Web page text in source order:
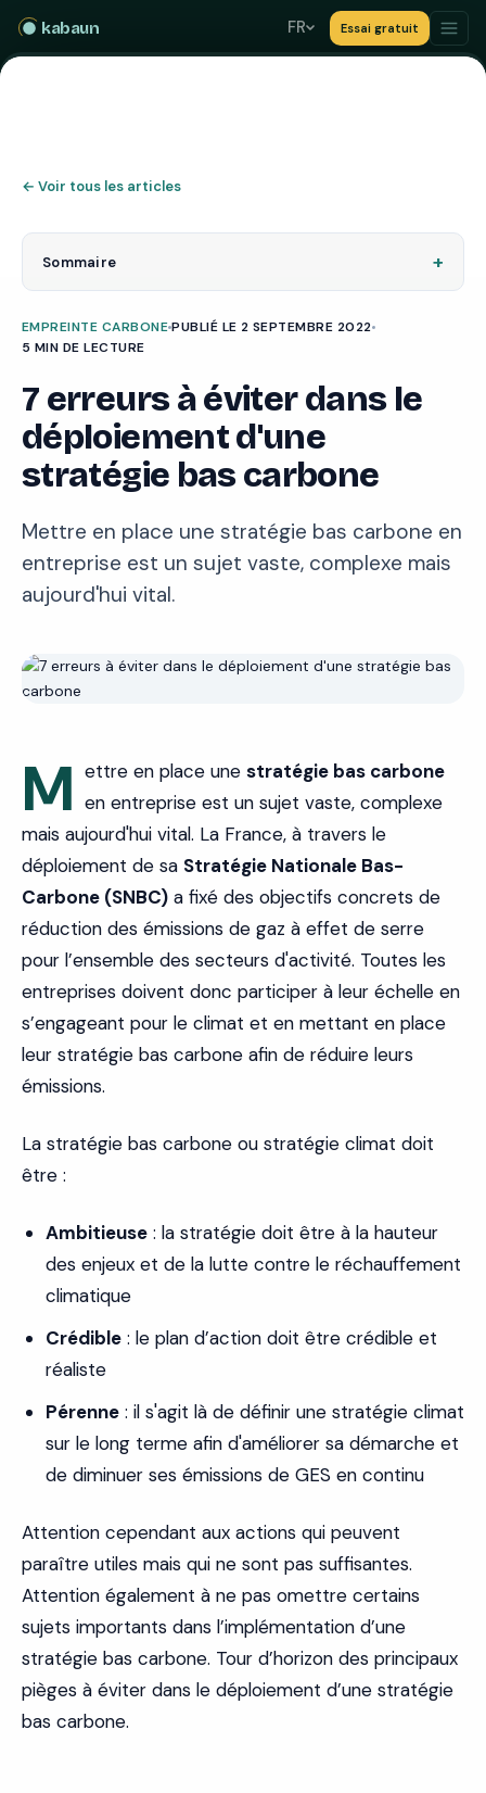
kabaun FR Essai gratuit
← Voir tous les articles
EMPREINTE CARBONEPUBLIÉ LE 2 SEPTEMBRE 2022
5 MIN DE LECTURE
7 erreurs à éviter dans le
déploiement d'une
stratégie bas carbone
Mettre en place une stratégie bas carbone en
entreprise est un sujet vaste, complexe mais
aujourd'hui vital.
M ettre en place une stratégie bas carbone
en entreprise est un sujet vaste, complexe
mais aujourd'hui vital. La France, à travers le
déploiement de sa Stratégie Nationale Bas-
Carbone (SNBC) a fixé des objectifs concrets de
réduction des émissions de gaz à effet de serre
pour l’ensemble des secteurs d'activité. Toutes les
entreprises doivent donc participer à leur échelle en
s’engageant pour le climat et en mettant en place
leur stratégie bas carbone afin de réduire leurs
émissions.
La stratégie bas carbone ou stratégie climat doit
être :
Ambitieuse : la stratégie doit être à la hauteur
des enjeux et de la lutte contre le réchauffement
climatique
Crédible : le plan d’action doit être crédible et
réaliste
Pérenne : il s'agit là de définir une stratégie climat
sur le long terme afin d'améliorer sa démarche et
de diminuer ses émissions de GES en continu
Attention cependant aux actions qui peuvent
paraître utiles mais qui ne sont pas suffisantes.
Attention également à ne pas omettre certains
sujets importants dans l’implémentation d’une
stratégie bas carbone. Tour d’horizon des principaux
pièges à éviter dans le déploiement d’une stratégie
bas carbone.
Sommaire +